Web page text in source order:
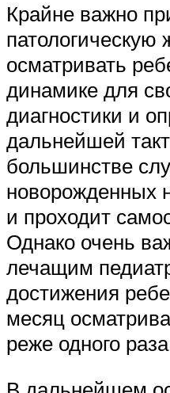
Крайне важно
патологическую
осматривать
динамике для
диагностики и
дальнейшей
большинстве
новорожденных
и проходит
Однако очень
лечащим
достижения
месяц
реже одного